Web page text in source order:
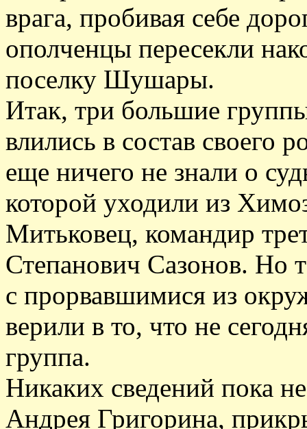
врага, пробивая себе
ополченцы пересекли
поселку Шушары.
Итак, три большие
влились в состав своего
еще ничего не знали о
которой уходили из
Митьковец, командир
Степанович Сазонов. Но
с прорвавшимися из
верили в то, что не
группа.
Никаких сведений пока
Андрея Григорина,